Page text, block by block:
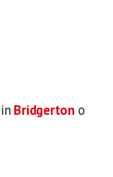
Bridgertono